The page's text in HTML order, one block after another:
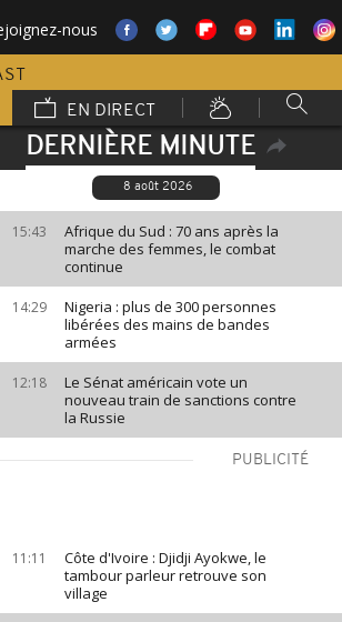
nous
EN DIRECT
DERNIÈRE MINUTE
8 août 2026
15:43
Afrique du Sud : 70 ans après la
marche des femmes, le combat
continue
14:29
Nigeria : plus de 300 personnes
libérées des mains de bandes
armées
12:18
Le Sénat américain vote un
nouveau train de sanctions contre
la Russie
PUBLICITÉ
11:11
Côte d'Ivoire : Djidji Ayokwe, le
tambour parleur retrouve son
village